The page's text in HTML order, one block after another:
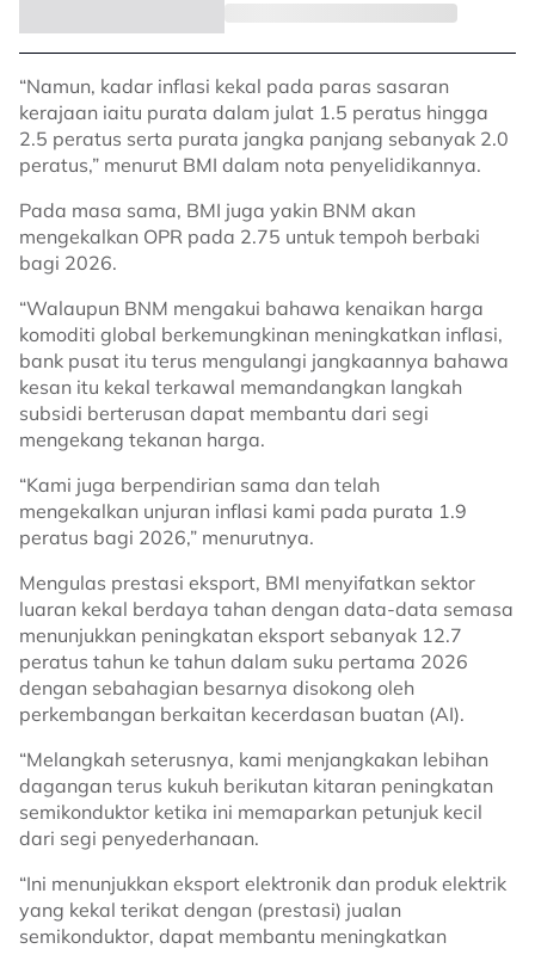
“Namun, kadar inflasi kekal pada paras sasaran
kerajaan iaitu purata dalam julat 1.5 peratus hingga
2.5 peratus serta purata jangka panjang sebanyak 2.0
peratus,” menurut BMI dalam nota penyelidikannya.
Pada masa sama, BMI juga yakin BNM akan
mengekalkan OPR pada 2.75 untuk tempoh berbaki
bagi 2026.
“Walaupun BNM mengakui bahawa kenaikan harga
komoditi global berkemungkinan meningkatkan inflasi,
bank pusat itu terus mengulangi jangkaannya bahawa
kesan itu kekal terkawal memandangkan langkah
subsidi berterusan dapat membantu dari segi
mengekang tekanan harga.
“Kami juga berpendirian sama dan telah
mengekalkan unjuran inflasi kami pada purata 1.9
peratus bagi 2026,” menurutnya.
Mengulas prestasi eksport, BMI menyifatkan sektor
luaran kekal berdaya tahan dengan data-data semasa
menunjukkan peningkatan eksport sebanyak 12.7
peratus tahun ke tahun dalam suku pertama 2026
dengan sebahagian besarnya disokong oleh
perkembangan berkaitan kecerdasan buatan (AI).
“Melangkah seterusnya, kami menjangkakan lebihan
dagangan terus kukuh berikutan kitaran peningkatan
semikonduktor ketika ini memaparkan petunjuk kecil
dari segi penyederhanaan.
“Ini menunjukkan eksport elektronik dan produk elektrik
yang kekal terikat dengan (prestasi) jualan
semikonduktor, dapat membantu meningkatkan